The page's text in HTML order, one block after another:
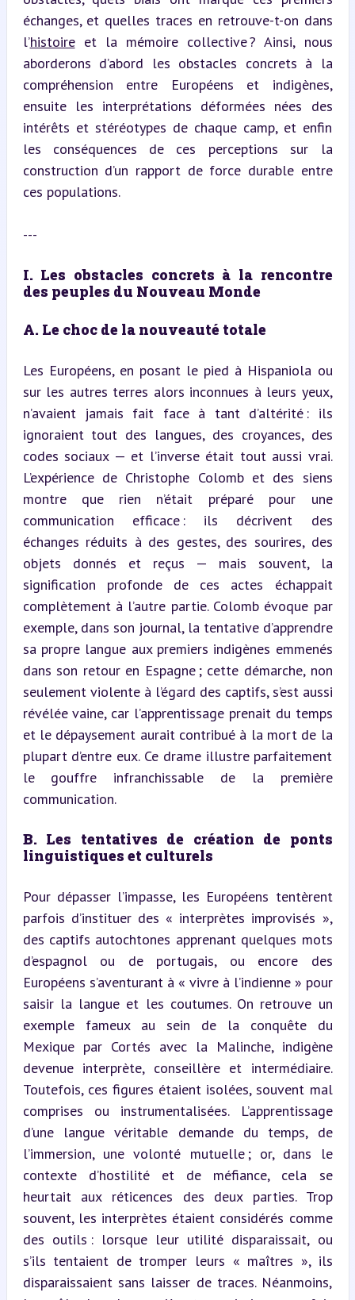
échanges, et quelles traces en retrouve-t-on dans
l’histoire et la mémoire collective ? Ainsi, nous
aborderons d’abord les obstacles concrets à la
compréhension entre Européens et indigènes,
ensuite les interprétations déformées nées des
intérêts et stéréotypes de chaque camp, et enfin
les conséquences de ces perceptions sur la
construction d’un rapport de force durable entre
ces populations.
---
I. Les obstacles concrets à la rencontre
des peuples du Nouveau Monde
A. Le choc de la nouveauté totale
Les Européens, en posant le pied à Hispaniola ou
sur les autres terres alors inconnues à leurs yeux,
n’avaient jamais fait face à tant d’altérité : ils
ignoraient tout des langues, des croyances, des
codes sociaux — et l’inverse était tout aussi vrai.
L’expérience de Christophe Colomb et des siens
montre que rien n’était préparé pour une
communication efficace : ils décrivent des
échanges réduits à des gestes, des sourires, des
objets donnés et reçus — mais souvent, la
signification profonde de ces actes échappait
complètement à l’autre partie. Colomb évoque par
exemple, dans son journal, la tentative d’apprendre
sa propre langue aux premiers indigènes emmenés
dans son retour en Espagne ; cette démarche, non
seulement violente à l’égard des captifs, s’est aussi
révélée vaine, car l’apprentissage prenait du temps
et le dépaysement aurait contribué à la mort de la
plupart d’entre eux. Ce drame illustre parfaitement
le gouffre infranchissable de la première
communication.
B. Les tentatives de création de ponts
linguistiques et culturels
Pour dépasser l’impasse, les Européens tentèrent
parfois d’instituer des « interprètes improvisés »,
des captifs autochtones apprenant quelques mots
d’espagnol ou de portugais, ou encore des
Européens s’aventurant à « vivre à l’indienne » pour
saisir la langue et les coutumes. On retrouve un
exemple fameux au sein de la conquête du
Mexique par Cortés avec la Malinche, indigène
devenue interprète, conseillère et intermédiaire.
Toutefois, ces figures étaient isolées, souvent mal
comprises ou instrumentalisées. L’apprentissage
d’une langue véritable demande du temps, de
l’immersion, une volonté mutuelle ; or, dans le
contexte d’hostilité et de méfiance, cela se
heurtait aux réticences des deux parties. Trop
souvent, les interprètes étaient considérés comme
des outils : lorsque leur utilité disparaissait, ou
s’ils tentaient de tromper leurs « maîtres », ils
disparaissaient sans laisser de traces. Néanmoins,